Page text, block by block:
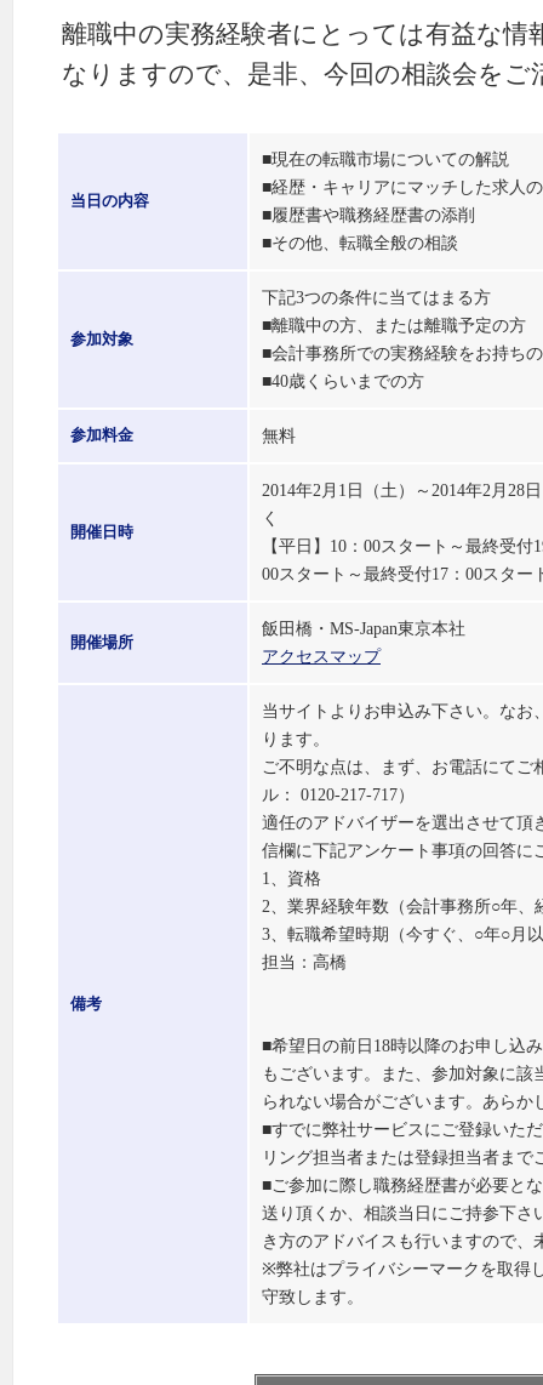
離職中の実務経験者にとっては有益な情
なりますので、是非、今回の相談会をご
当日の内容
■現在の転職市場についての解説
■経歴・キャリアにマッチした求人
■履歴書や職務経歴書の添削
■その他、転職全般の相談
参加対象
下記3つの条件に当てはまる方
■離職中の方、または離職予定の方
■会計事務所での実務経験をお持ち
■40歳くらいまでの方
参加料金 無料
開催日時
2014年2月1日（土）～2014年2
く
【平日】10：00スタート～最終
00スタート～最終受付17：00スター
開催場所
飯田橋・MS-Japan東京本社
アクセスマップ
備考
当サイトよりお申込み下さい。な
ります。
ご不明な点は、まず、お電話にて
ル： 0120-217-717）
適任のアドバイザーを選出させて頂
信欄に下記アンケート事項の回答に
1、資格
2、業界経験年数（会計事務所○年、
3、転職希望時期（今すぐ、○年○月
担当：高橋
■希望日の前日18時以降のお申し込
もございます。また、参加対象に
られない場合がございます。あらか
■すでに弊社サービスにご登録いた
リング担当者または登録担当者まで
■ご参加に際し職務経歴書が必要と
送り頂くか、相談当日にご持参下さ
き方のアドバイスも行いますので
※弊社はプライバシーマークを取得
守致します。